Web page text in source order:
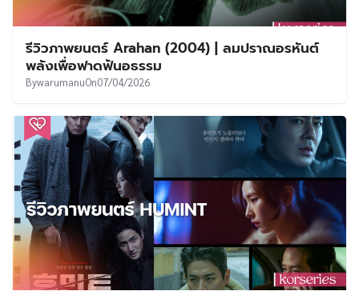
รีวิวภาพยนตร์ Arahan (2004) | ลมปราณอรหันต์
พลังเพื่อฟาดฟันอธรรม
BywarumanuOn07/04/2026